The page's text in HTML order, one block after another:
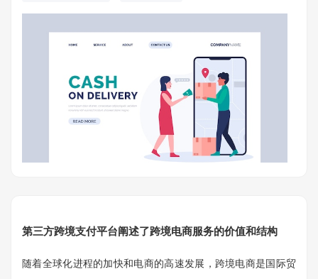
第三方跨境支付平台阐述了跨境电商服务的价值和结构
随着全球化进程的加快和电商的高速发展，跨境电商是国际贸